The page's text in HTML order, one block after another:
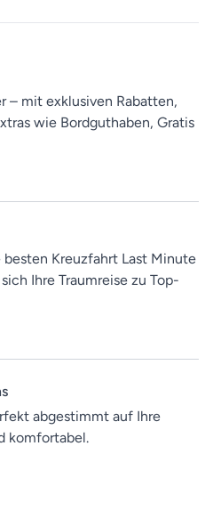
– mit exklusiven Rabatten,
wie Bordguthaben, Gratis
Kreuzfahrt Last Minute
Ihre Traumreise zu Top-
abgestimmt auf Ihre
komfortabel.